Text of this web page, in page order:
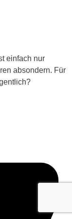
einfach nur
absondern. Für